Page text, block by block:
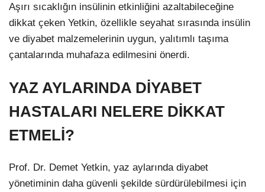
Aşırı sıcaklığın insülinin etkinliğini azaltabileceğine
dikkat çeken Yetkin, özellikle seyahat sırasında insülin
ve diyabet malzemelerinin uygun, yalıtımlı taşıma
çantalarında muhafaza edilmesini önerdi.
YAZ AYLARINDA DİYABET
HASTALARI NELERE DİKKAT
ETMELİ?
Prof. Dr. Demet Yetkin, yaz aylarında diyabet
yönetiminin daha güvenli şekilde sürdürülebilmesi için